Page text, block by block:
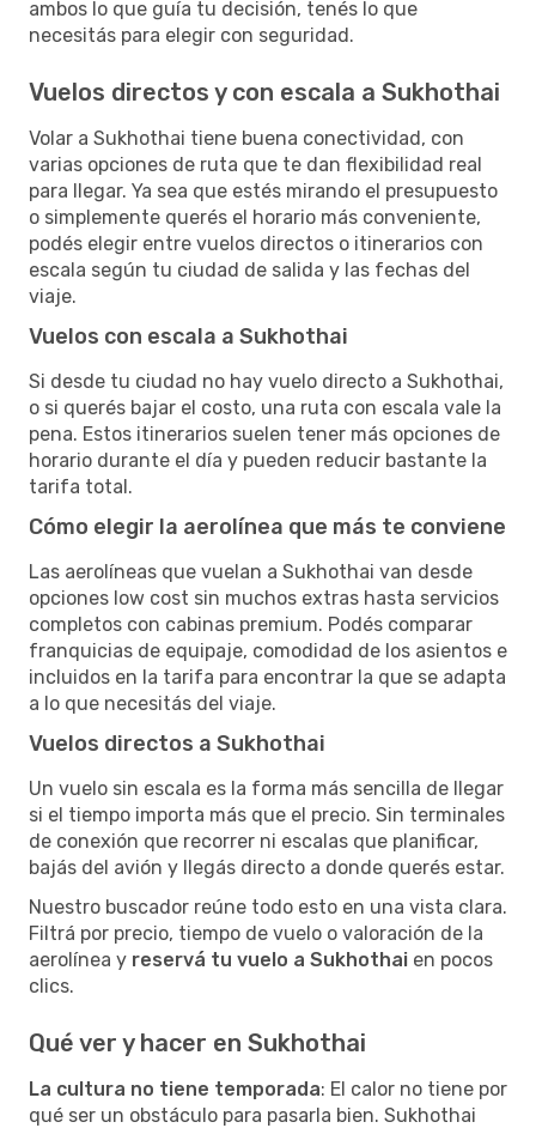
ambos lo que guía tu decisión, tenés lo que
necesitás para elegir con seguridad.
Vuelos directos y con escala a Sukhothai
Volar a Sukhothai tiene buena conectividad, con
varias opciones de ruta que te dan flexibilidad real
para llegar. Ya sea que estés mirando el presupuesto
o simplemente querés el horario más conveniente,
podés elegir entre vuelos directos o itinerarios con
escala según tu ciudad de salida y las fechas del
viaje.
Vuelos con escala a Sukhothai
Si desde tu ciudad no hay vuelo directo a Sukhothai,
o si querés bajar el costo, una ruta con escala vale la
pena. Estos itinerarios suelen tener más opciones de
horario durante el día y pueden reducir bastante la
tarifa total.
Cómo elegir la aerolínea que más te conviene
Las aerolíneas que vuelan a Sukhothai van desde
opciones low cost sin muchos extras hasta servicios
completos con cabinas premium. Podés comparar
franquicias de equipaje, comodidad de los asientos e
incluidos en la tarifa para encontrar la que se adapta
a lo que necesitás del viaje.
Vuelos directos a Sukhothai
Un vuelo sin escala es la forma más sencilla de llegar
si el tiempo importa más que el precio. Sin terminales
de conexión que recorrer ni escalas que planificar,
bajás del avión y llegás directo a donde querés estar.
Nuestro buscador reúne todo esto en una vista clara.
Filtrá por precio, tiempo de vuelo o valoración de la
aerolínea y reservá tu vuelo a Sukhothai en pocos
clics.
Qué ver y hacer en Sukhothai
La cultura no tiene temporada: El calor no tiene por
qué ser un obstáculo para pasarla bien. Sukhothai